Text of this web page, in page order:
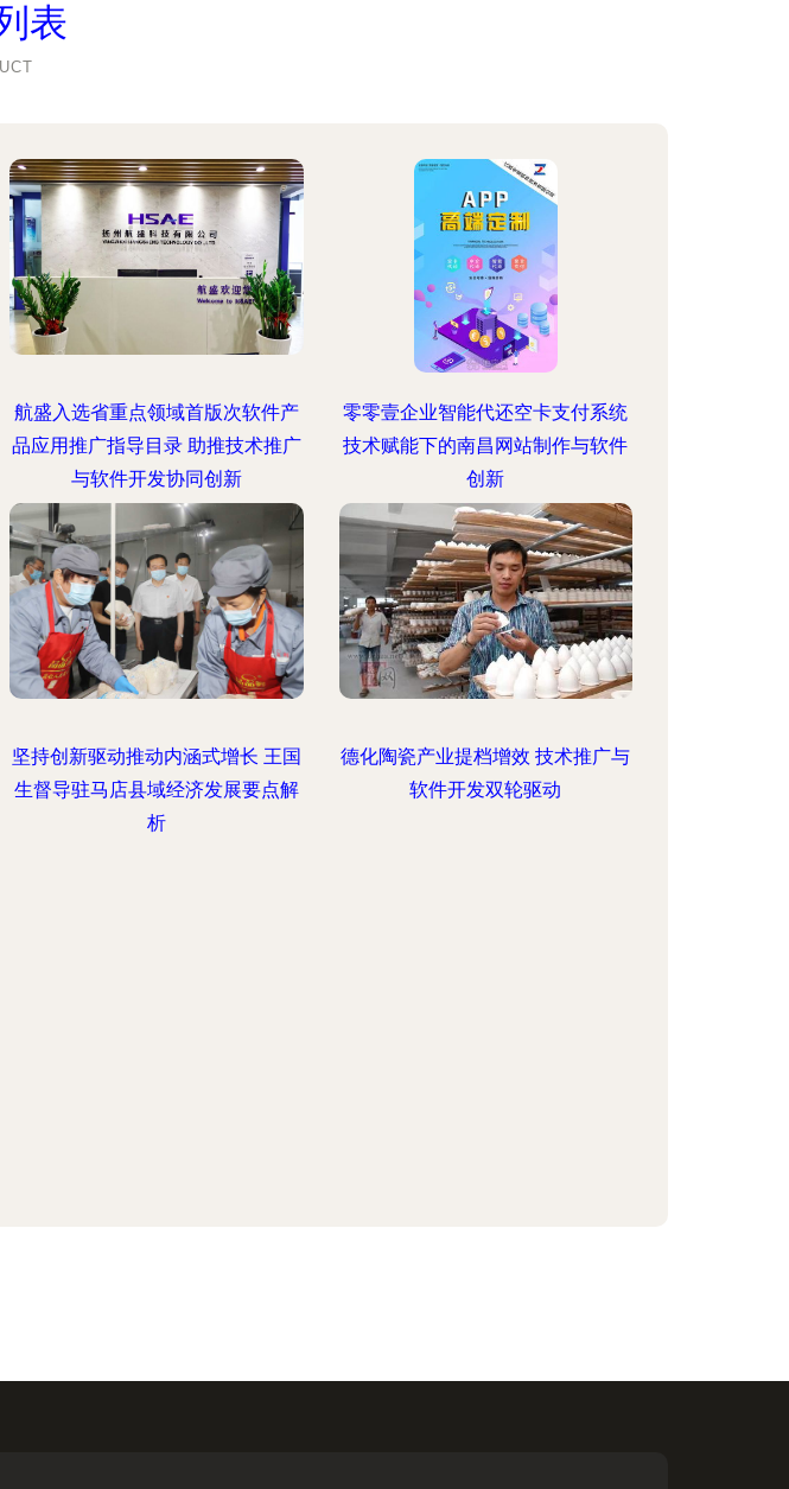
表
航盛入选省重点领域首版次软件产
品应用推广指导目录 助推技术推广
与软件开发协同创新
零零壹企业智能代还空卡支付系统
技术赋能下的南昌网站制作与软件
创新
坚持创新驱动推动内涵式增长 王国
生督导驻马店县域经济发展要点解
析
德化陶瓷产业提档增效 技术推广与
软件开发双轮驱动